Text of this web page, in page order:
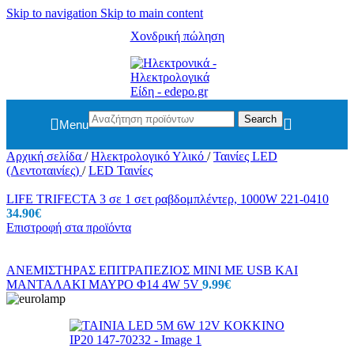
Skip to navigation Skip to main content
Χονδρική πώληση
Menu Search
Αρχική σελίδα / Ηλεκτρολογικό Υλικό / Ταινίες LED
(Λεντοταινίες) / LED Ταινίες
LIFE TRIFECTA 3 σε 1 σετ ραβδομπλέντερ, 1000W 221-0410
34.90€
Επιστροφή στα προϊόντα
ΑΝΕΜΙΣΤΗΡΑΣ ΕΠΙΤΡΑΠΕΖΙΟΣ MINI ΜΕ USΒ ΚΑΙ
ΜΑΝΤΑΛΑΚΙ ΜΑΥΡΟ Φ14 4W 5V 9.99€